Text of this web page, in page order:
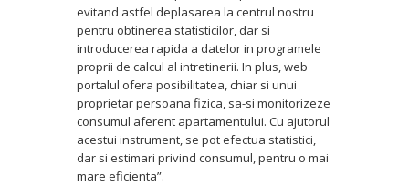
evitand astfel deplasarea la centrul nostru
pentru obtinerea statisticilor, dar si
introducerea rapida a datelor in programele
proprii de calcul al intretinerii. In plus, web
portalul ofera posibilitatea, chiar si unui
proprietar persoana fizica, sa-si monitorizeze
consumul aferent apartamentului. Cu ajutorul
acestui instrument, se pot efectua statistici,
dar si estimari privind consumul, pentru o mai
mare eficienta”.